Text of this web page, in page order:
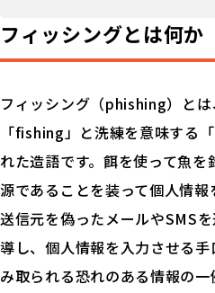
フィッシングとは何か
フィッシング（phishing）と
「fishing」と洗練を意味す
れた造語です。餌を使って魚
源であることを装って個人情報
送信元を偽ったメールやSMS
導し、個人情報を入力させる
み取られる恐れのある情報の一